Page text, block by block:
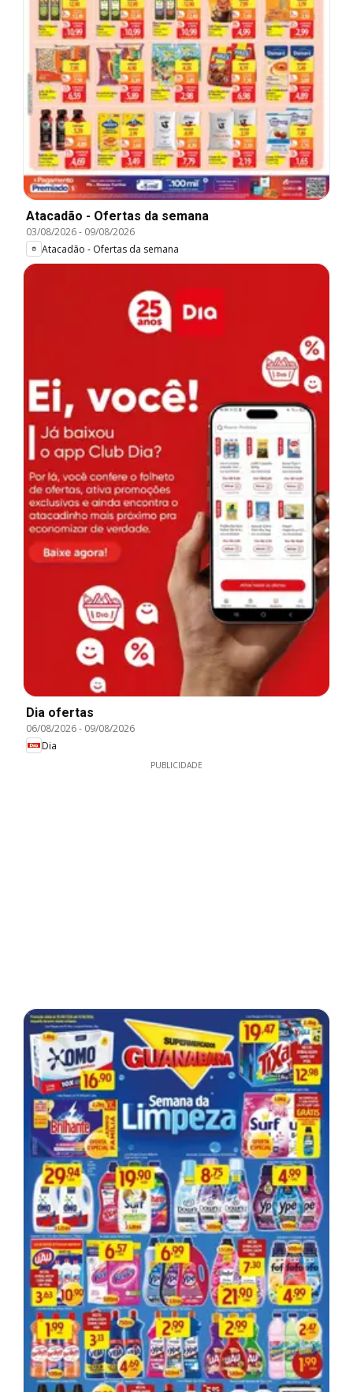
Atacadão - Ofertas da semana
03/08/2026- 09/08/2026
Atacadão - Ofertas da semana
Dia ofertas
06/08/2026- 09/08/2026
Dia
PUBLICIDADE